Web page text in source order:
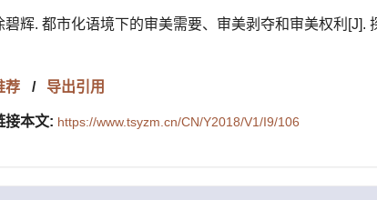
碧辉. 都市化语境下的审美需要、审美剥夺和审美权利[J].
荐 / 导出引用
接本文: https://www.tsyzm.cn/CN/Y2018/V1/I9/106